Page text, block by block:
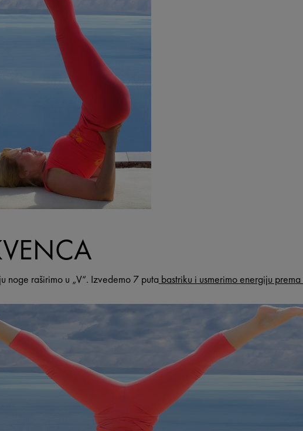
noge raširimo u „V“. Izvedemo 7 puta bastriku i usmerimo energiju